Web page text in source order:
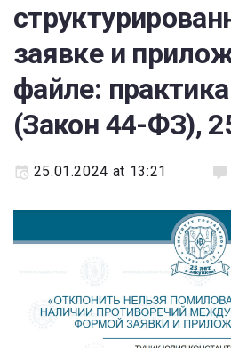
заявке и
файле:
(Закон 44-ФЗ),
25.01.2024 at 13:21